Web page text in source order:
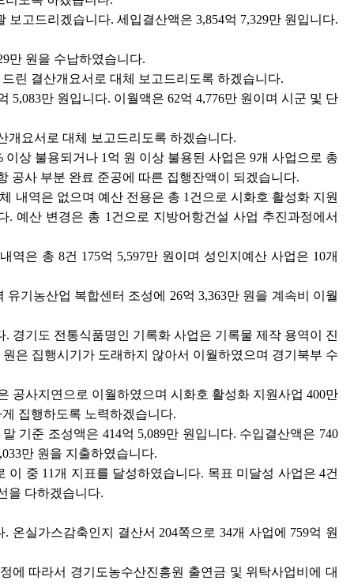
고드리겠습니다. 세입결산액은 3,854억 7,329만 원입니다.
만 원을 수납하였습니다.
린 결산개요서로 대체 보고드리도록 하겠습니다.
5,083만 원입니다. 이월액은 62억 4,776만 원이며 시군 및 단
개요서로 대체 보고드리도록 하겠습니다.
상 불용되거나 1억 원 이상 불용된 사업은 9개 사업으로 총
공사 부분 완료 준공에 따른 집행잔액이 되겠습니다.
내역은 없으며 예산 전용은 총 1건으로 시화호 활성화 지원
예산 변경은 총 1건으로 지방어항건설 사업 추진과정에서
은 총 8건 175억 5,597만 원이며 성인지예산 사업은 10개
기농산업 복합센터 조성에 26억 3,363만 원을 계속비 이월
경기도 전통식품명인 기록화 사업은 기록물 제작 용역이 진
은 집행시기가 도래하지 않아서 이월하였으며 경기북부 수
공사지연으로 이월하였으며 시화호 활성화 지원사업 400만
집행하도록 노력하겠습니다.
기준 조성액은 414억 5,089만 원입니다. 수입결산액은 740
만 원을 지출하였습니다.
중 11개 지표를 달성하였습니다. 목표 미달성 사업은 4건
을 다하겠습니다.
실가스감축인지 결산서 204쪽으로 34개 사업에 759억 원
에 따라서 경기도농수산진흥원 출연금 및 위탁사업비에 대